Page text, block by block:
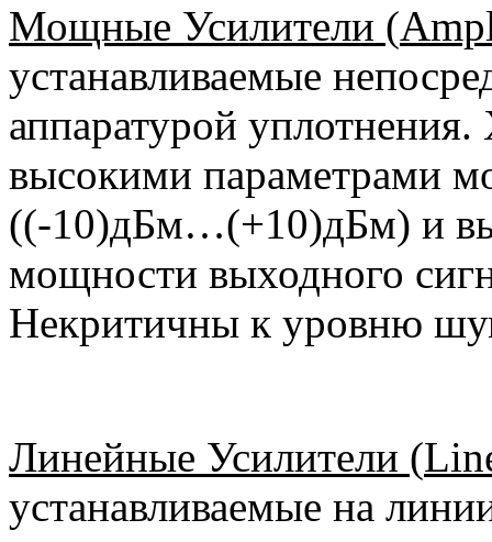
Мощные Усилители (
устанавливаемые
аппаратурой
высокими параметрами
((-10)дБм…(+10)дБм) и
мощности выходного
Некритичны к уровню
Линейные Усилители (
устанавливаемые на